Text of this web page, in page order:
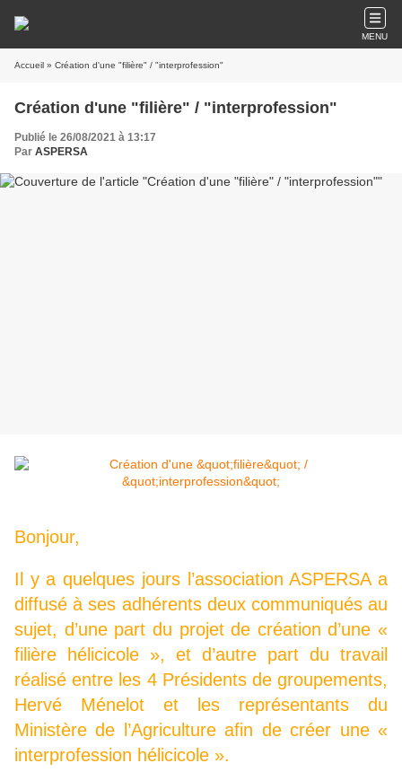
MENU
Accueil » Création d'une "filière" / "interprofession"
Création d'une "filière" / "interprofession"
Publié le 26/08/2021 à 13:17
Par ASPERSA
Bonjour,
Il y a quelques jours l’association ASPERSA a
diffusé à ses adhérents deux communiqués au
sujet, d’une part du projet de création d’une «
filière hélicicole », et d’autre part du travail
réalisé entre les 4 Présidents de groupements,
Hervé Ménelot et les représentants du
Ministère de l’Agriculture afin de créer une «
interprofession hélicicole ».